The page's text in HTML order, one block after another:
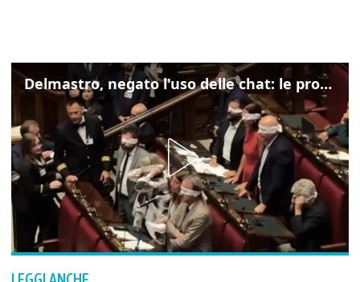
Delmastro, negato l'uso delle chat: le proteste di Avs e M5s